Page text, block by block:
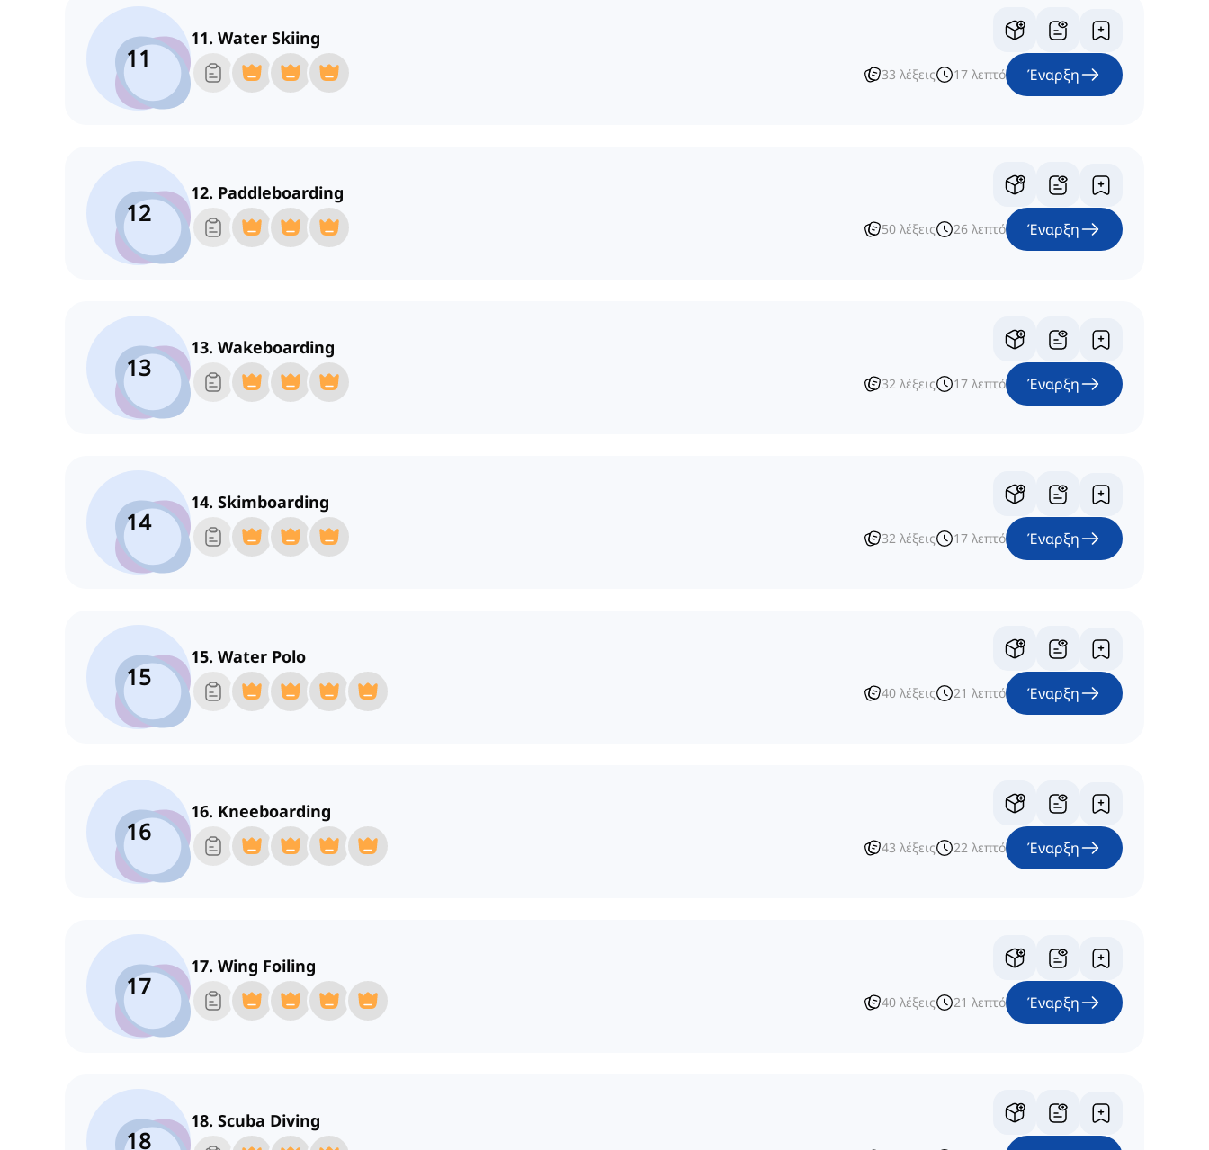
11
11. Water Skiing
33 λέξεις 17 λεπτό Έναρξη
12
12. Paddleboarding
50 λέξεις 26 λεπτό Έναρξη
13
13. Wakeboarding
32 λέξεις 17 λεπτό Έναρξη
14
14. Skimboarding
32 λέξεις 17 λεπτό Έναρξη
15
15. Water Polo
40 λέξεις 21 λεπτό Έναρξη
16
16. Kneeboarding
43 λέξεις 22 λεπτό Έναρξη
17
17. Wing Foiling
40 λέξεις 21 λεπτό Έναρξη
18
18. Scuba Diving